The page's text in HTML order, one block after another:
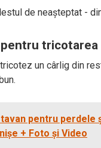
de neașteptat -
tricotarea
un cârlig din
pentru
+ Foto și Video